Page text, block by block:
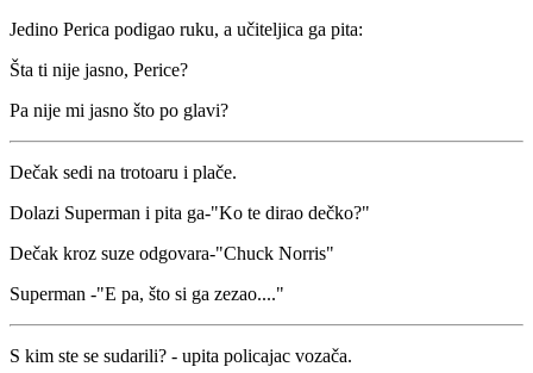
Jedino Perica podigao ruku, a učiteljica ga pita:
Šta ti nije jasno, Perice?
Pa nije mi jasno što po glavi?
Dečak sedi na trotoaru i plače.
Dolazi Superman i pita ga-"Ko te dirao dečko?"
Dečak kroz suze odgovara-"Chuck Norris"
Superman -"E pa, što si ga zezao...."
S kim ste se sudarili? - upita policajac vozača.